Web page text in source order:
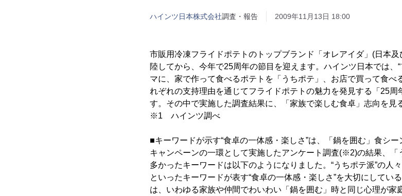
ハインツ日本株式会社調査・報告 2009年11月13日 18:00
市販用冷凍フライドポテトのトップブランド「オレアイダ」(日本
陸してから、今年で25周年の節目を迎えます。ハインツ日本では、
マに、家で作って食べるポテトを「うちポテ」、お店で買って食べ
れぞれの支持理由を通じてフライドポテトの魅力を発見する「25周
す。その中で実施した調査結果に、「家族で楽しむ食卓」志向を見
※1 ハインツ調べ
■キーワードが示す“食卓の一体感・楽しさ”は、「鍋を囲む」食シー
キャンペーンの一環として実施したアンケート調査(※2)の結果、「
多かったキーワードは以下のようになりました。“うちポテ派”の人
といったキーワードが表す“食卓の一体感・楽しさ”を大切にしてい
は、いわゆる家族や仲間でわいわい「鍋を囲む」時と同じ心理が家